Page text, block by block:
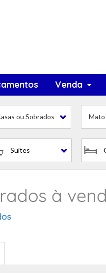
Venda
ou Sobrados Mato
Suítes
à